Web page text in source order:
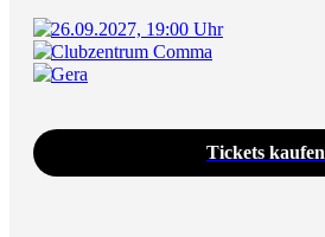
26.09.2027, 19:00 Uhr
Clubzentrum Comma
Gera
Tickets kaufen